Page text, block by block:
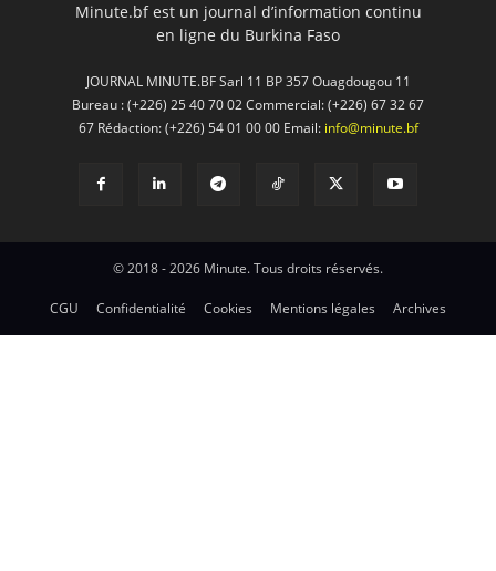
Minute.bf est un journal d’information continu
en ligne du Burkina Faso
JOURNAL MINUTE.BF Sarl 11 BP 357 Ouagdougou 11
Bureau : (+226) 25 40 70 02 Commercial: (+226) 67 32 67
67 Rédaction: (+226) 54 01 00 00 Email: info@minute.bf
© 2018 - 2026 Minute. Tous droits réservés.
CGU Confidentialité Cookies Mentions légales Archives